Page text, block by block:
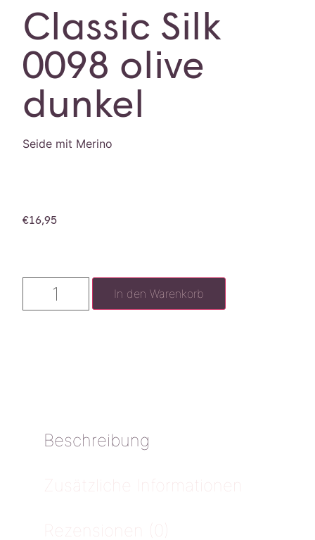
Classic Silk
0098 olive
dunkel
Seide mit Merino
€16,95
In den Warenkorb
Beschreibung
Zusätzliche Informationen
Rezensionen (0)